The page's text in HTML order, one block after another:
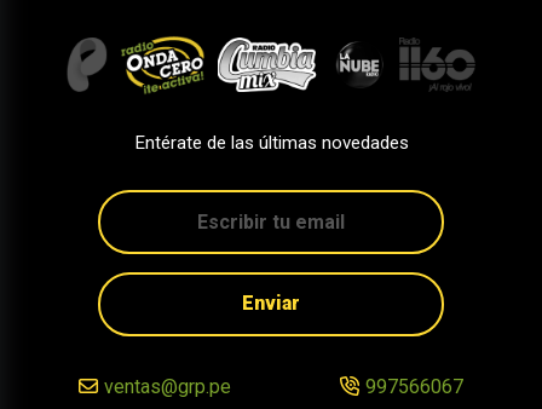
Entérate de las últimas novedades
Enviar
ventas@grp.pe 997566067